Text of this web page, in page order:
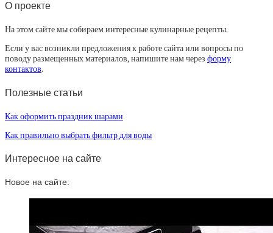
О проекте
На этом сайте мы собираем интересные кулинарные рецепты.
Если у вас возникли предложения к работе сайта или вопросы по
поводу размещенных материалов, напишите нам через форму
контактов.
Полезные статьи
Как оформить праздник шарами
Как правильно выбрать фильтр для воды
Интересное на сайте
Новое на сайте: